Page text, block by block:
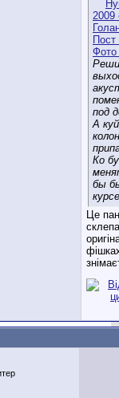
под
А
Ко
бы
Це